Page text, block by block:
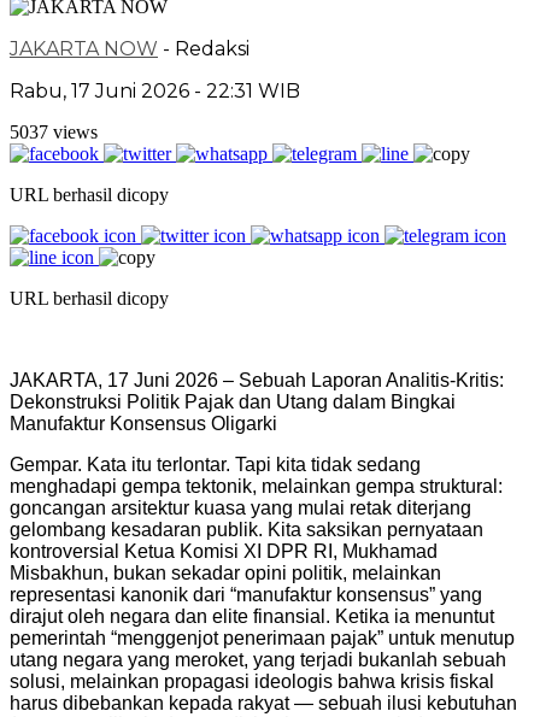
JAKARTA NOW - Redaksi
Rabu, 17 Juni 2026 - 22:31 WIB
5037 views
URL berhasil dicopy
URL berhasil dicopy
JAKARTA, 17 Juni 2026 – Sebuah Laporan Analitis-Kritis:
Dekonstruksi Politik Pajak dan Utang dalam Bingkai
Manufaktur Konsensus Oligarki
Gempar. Kata itu terlontar. Tapi kita tidak sedang
menghadapi gempa tektonik, melainkan gempa struktural:
goncangan arsitektur kuasa yang mulai retak diterjang
gelombang kesadaran publik. Kita saksikan pernyataan
kontroversial Ketua Komisi XI DPR RI, Mukhamad
Misbakhun, bukan sekadar opini politik, melainkan
representasi kanonik dari “manufaktur konsensus” yang
dirajut oleh negara dan elite finansial. Ketika ia menuntut
pemerintah “menggenjot penerimaan pajak” untuk menutup
utang negara yang meroket, yang terjadi bukanlah sebuah
solusi, melainkan propagasi ideologis bahwa krisis fiskal
harus dibebankan kepada rakyat — sebuah ilusi kebutuhan